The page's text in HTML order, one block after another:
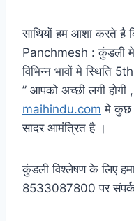
साथियों हम आशा करते है
Panchmesh : कुंडली मे
विभिन्न भावों मे
” आपको अच्छी लगी
maihindu.com मे कुछ
सादर आमंत्रित है ।
कुंडली विश्लेषण के लिए
8533087800 पर